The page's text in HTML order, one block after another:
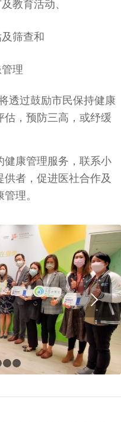
教育活动、
筛查和
理
透过鼓励市民保持健康
估，预防三高，或纾缓
康管理服务，联系小
者，促进医社合作及
理。
1 2 3 4 5 6 7